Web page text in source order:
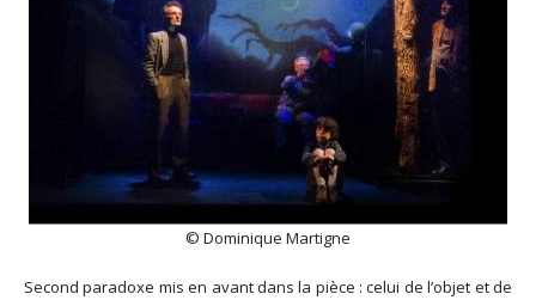
© Dominique Martigne
Second paradoxe mis en avant dans la pièce : celui de l’objet et de